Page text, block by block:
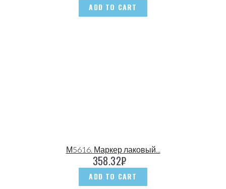
ADD TO CART
М5616. Маркер лаковый...
358.32₽
ADD TO CART